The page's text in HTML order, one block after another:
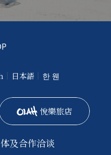
日本語 한 웬
悅樂旅店
及合作洽谈